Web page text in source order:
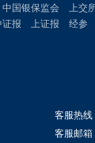
中国银保监会 上交
证报 上证报 经参
客服热线
客服邮箱